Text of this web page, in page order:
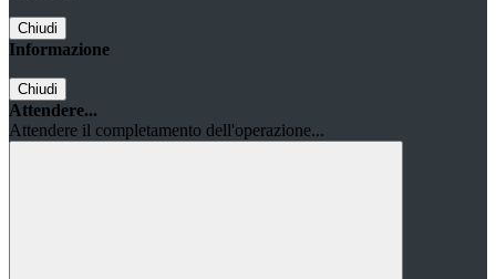
Chiudi
Informazione
Chiudi
Attendere...
Attendere il completamento dell'operazione...